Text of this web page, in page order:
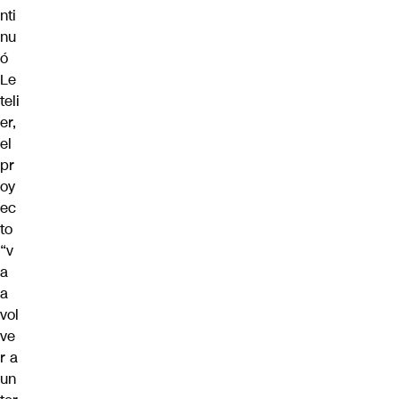
nti
nu
ó
Le
teli
er,
el
pr
oy
ec
to
“v
a
a
vol
ve
r a
un